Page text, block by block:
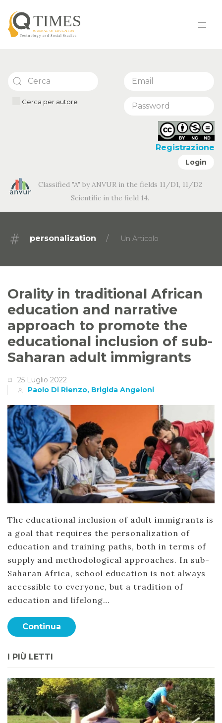
Cerca per autore
Registrazione
Login
Classified "A" by ANVUR in the fields 11/D1, 11/D2
Scientific in the field 14.
personalization Un Articolo
Orality in traditional African
education and narrative
approach to promote the
educational inclusion of sub-
Saharan adult immigrants
25 Luglio 2022
Paolo Di Rienzo, Brigida Angeloni
The educational inclusion of adult immigrants is
a goal that requires the personalization of
education and training paths, both in terms of
supply and methodological approaches. In sub-
Saharan Africa, school education is not always
accessible to everyone, but a tradition of
education and lifelong…
Continua
I PIÙ LETTI